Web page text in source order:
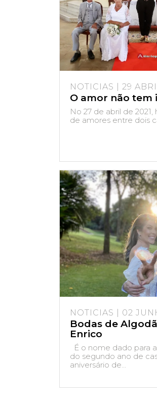
NOTICIAS | 29
O amor não tem
No 27 de abril de
de amores entre dois
NOTICIAS | 02
Bodas de
Enrico
É o nome dado para
do segundo ano de
aniversário de...